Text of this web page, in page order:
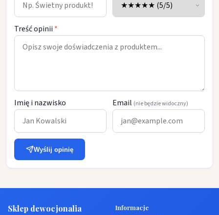
Treść opinii *
Imię i nazwisko Email (nie będzie widoczny)
Wyślij opinię
Sklep dewocjonalia Informacje